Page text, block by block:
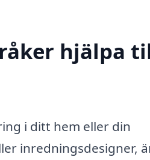
hjälpa
i ditt hem eller din
inredningsdesigner,